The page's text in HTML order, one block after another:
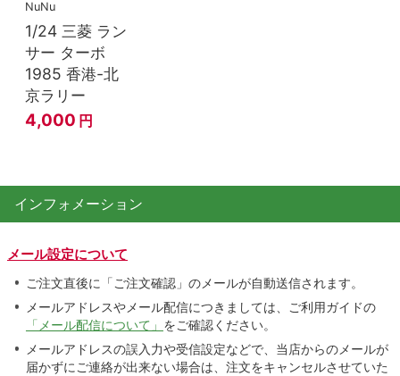
NuNu
1/24 三菱 ラン
サー ターボ
1985 香港-北
京ラリー
4,000 円
インフォメーション
メール設定について
ご注文直後に「ご注文確認」のメールが自動送信されます。
メールアドレスやメール配信につきましては、ご利用ガイドの
「メール配信について」 をご確認ください。
メールアドレスの誤入力や受信設定などで、当店からのメールが
届かずにご連絡が出来ない場合は、注文をキャンセルさせていた